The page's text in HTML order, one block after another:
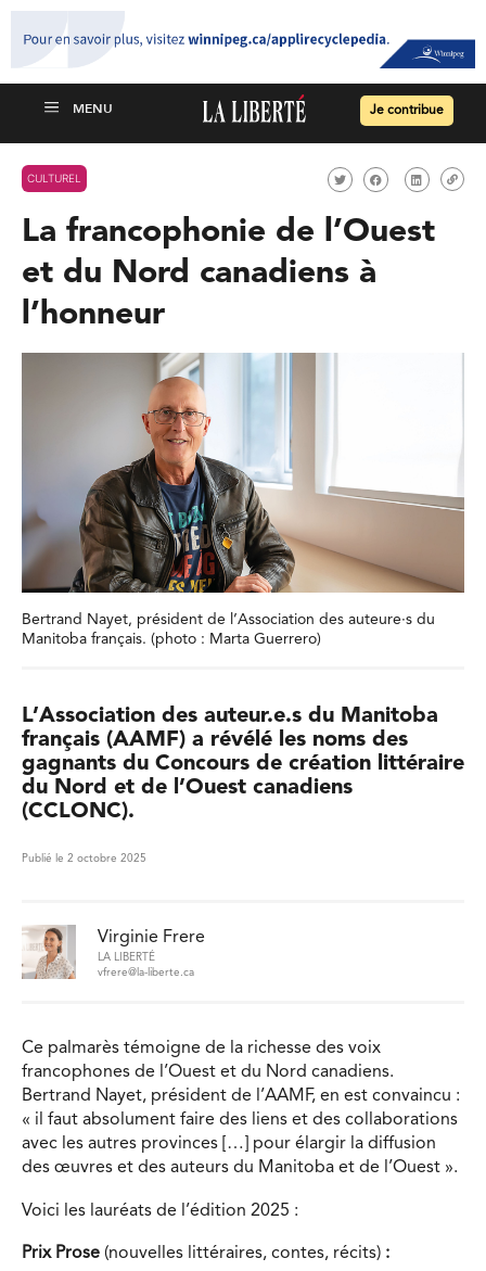
Je contribue
CULTUREL
La francophonie de l’Ouest
et du Nord canadiens à
l’honneur
Bertrand Nayet, président de l’Association des auteure·s du
Manitoba français. (photo : Marta Guerrero)
L’Association des auteur.e.s du Manitoba
français (AAMF) a révélé les noms des
gagnants du Concours de création littéraire
du Nord et de l’Ouest canadiens
(CCLONC).
Publié le 2 octobre 2025
Virginie Frere
LA LIBERTÉ
vfrere@la-liberte.ca
Ce palmarès témoigne de la richesse des voix
francophones de l’Ouest et du Nord canadiens.
Bertrand Nayet, président de l’AAMF, en est convaincu :
« il faut absolument faire des liens et des collaborations
avec les autres provinces […] pour élargir la diffusion
des œuvres et des auteurs du Manitoba et de l’Ouest ».
Voici les lauréats de l’édition 2025 :
Prix Prose (nouvelles littéraires, contes, récits) :